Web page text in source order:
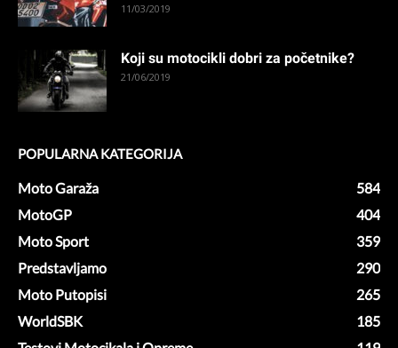
11/03/2019
Koji su motocikli dobri za početnike?
21/06/2019
POPULARNA KATEGORIJA
Moto Garaža
584
MotoGP
404
Moto Sport
359
Predstavljamo
290
Moto Putopisi
265
WorldSBK
185